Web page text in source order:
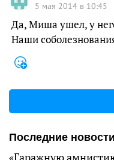
5 мая 2014 в 10:45
Да, Миша ушел, у
Наши
Последние новости
«Гаражную